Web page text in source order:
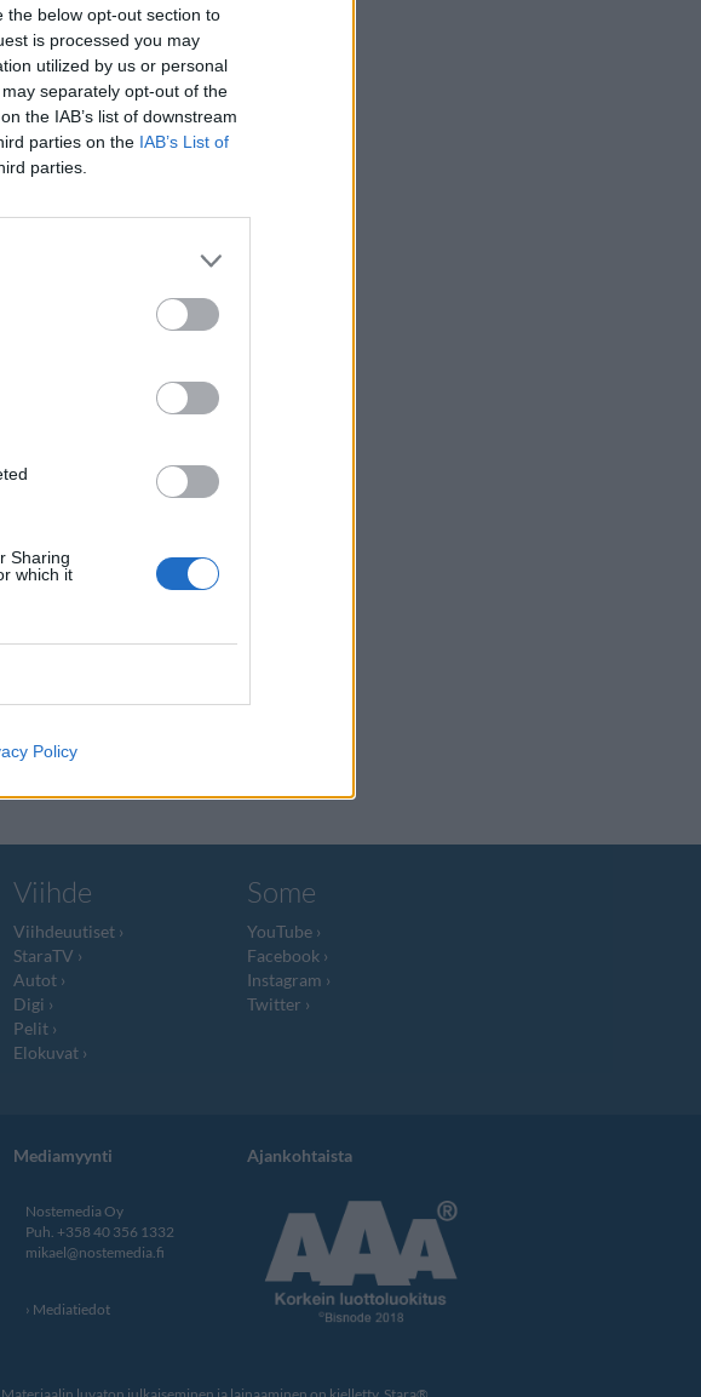
the below opt-out section to
is processed you may
utilized by us or personal
separately opt-out of the
the IAB’s list of downstream
parties on the IAB’s List of
parties.
Sharing
which it
Policy
-
junnukokki?
aloittavat pian kisailun
-tittelistä,
Viihde
Viihdeuutiset
StaraTV
Autot
Digi
Pelit
Elokuvat
Some
YouTube
Facebook
Instagram
Twitter
Mediamyynti
Nostemedia Oy
Puh. +358 40 356 1332
mikael@nostemedia.fi
Mediatiedot
Ajankohtaista